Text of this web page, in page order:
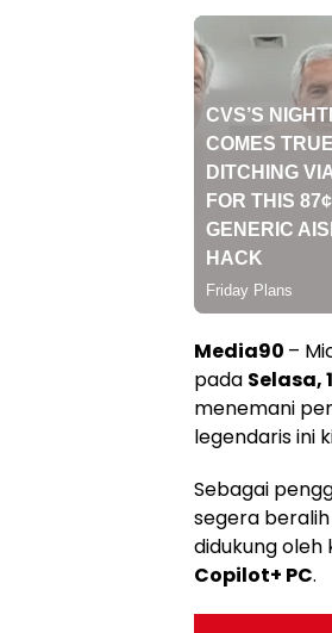
Media90 –
pada Selasa,
menemani
legendaris ini
Sebagai
segera
didukung
Copilot+ PC.